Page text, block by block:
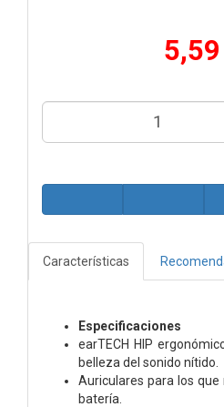
Características
Especificaciones
earTECH HIP
belleza del sonido nítido.
Auriculares para los que
batería.